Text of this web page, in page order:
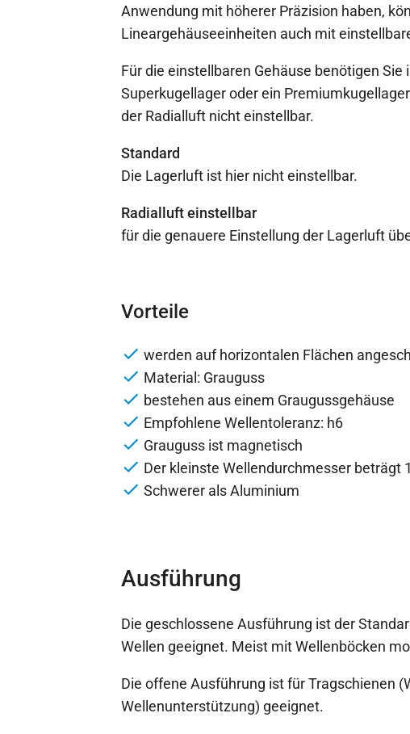
Anwendung mit höherer Präzision haben,
Lineargehäuseeinheiten auch mit
Für die einstellbaren Gehäuse benötigen Sie
Superkugellager oder ein
der Radialluft nicht einstellbar.
Standard
Die Lagerluft ist hier nicht einstellbar.
Radialluft einstellbar
für die genauere Einstellung der Lagerluft
Vorteile
werden auf horizontalen Flächen
Material: Grauguss
bestehen aus einem Graugussgehäuse
Empfohlene Wellentoleranz: h6
Grauguss ist magnetisch
Der kleinste Wellendurchmesser beträgt
Schwerer als Aluminium
Ausführung
Die geschlossene Ausführung ist der
Wellen geeignet. Meist mit Wellenböcken
Die offene Ausführung ist für Tragschienen
Wellenunterstützung) geeignet.